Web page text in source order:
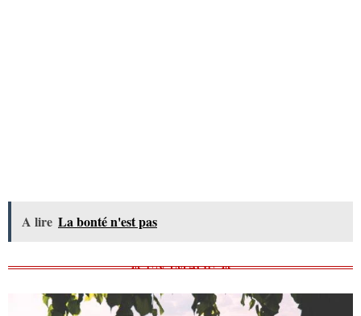
A lire La bonté n'est pas